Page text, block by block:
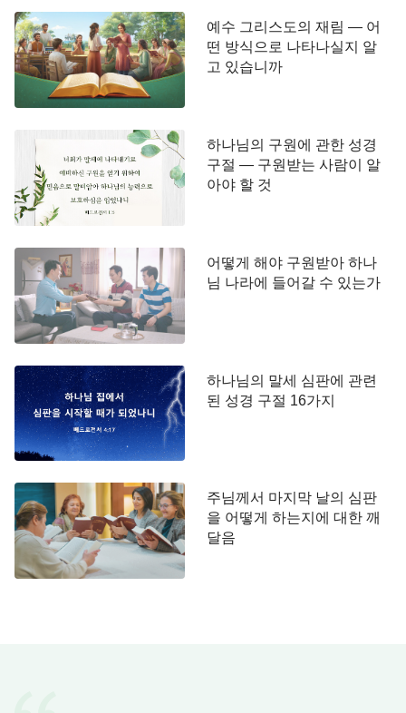
이기는 자는 내 하나님 성전에 기둥이 되게 하리니
그가 결코 다시 나가지 아니하리라 내가 하나님의 이
름과 하나님의 성 곧 하늘에서 내 하나님께로부터 내
려 오는 새 예루살렘의 이름과 나의 새 이름을 그이
위에 기록하리라(계시록 3:12)
주 하나님이 가라사대 나는 알파와 오메가라 이제
도 있고 전에도 있었고 장차 올 자요 전능한 자라 하
시더라
(계시록 1:8)
하나님 앞에 자기 보좌에 앉은 이십 사 장로들이
엎드려 얼굴을 대고 하나님께 경배하여 가로되 감사
하옵나니 옛적에도 계셨고 시방도 계신 주 하나님 곧
전능하신이여 친히 큰 권능을 잡으시고 왕노릇 하시
네 생물이 각각 여섯 날개가 있고 그 안과 주위에
눈이 가득하더라 그들이 밤낮 쉬지 않고 이르기를 거
룩하다 거룩하다 거룩하다 주 하나님 곧 전능하신 이
여 전에도 계셨고 이제도 계시고 장차 오실 자라 하
고(계시록 4:8)
또 내가 들으니 허다한 무리의 음성도 같고 많은
물 소리도 같고 큰 뇌성도 같아서 가로되 할렐루야
예수 그리스도의 재림 — 어
떤 방식으로 나타나실지 알
고 있습니까
하나님의 구원에 관한 성경
구절 — 구원받는 사람이 알
아야 할 것
어떻게 해야 구원받아 하나
님 나라에 들어갈 수 있는가
하나님의 말세 심판에 관련
된 성경 구절 16가지
주님께서 마지막 날의 심판
을 어떻게 하는지에 대한 깨
달음